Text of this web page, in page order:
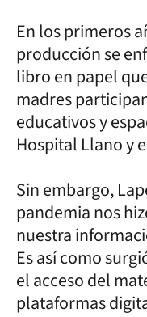
En los primeros
producción se
libro en papel
madres
educativos y
Hospital Llano y
Sin embargo,
pandemia nos
nuestra
Es así como
el acceso del
plataformas